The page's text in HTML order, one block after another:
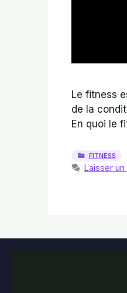
Le fitness
de la
En quoi le
CATÉGORIES
FITNESS
Laisser